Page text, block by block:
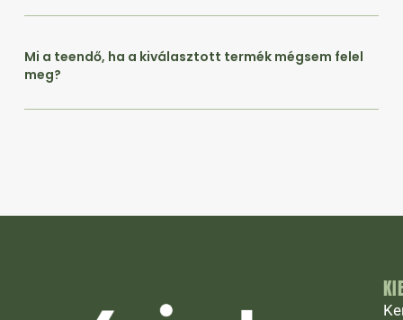
Mi a teendő, ha a kiválasztott termék mégsem felel
meg?